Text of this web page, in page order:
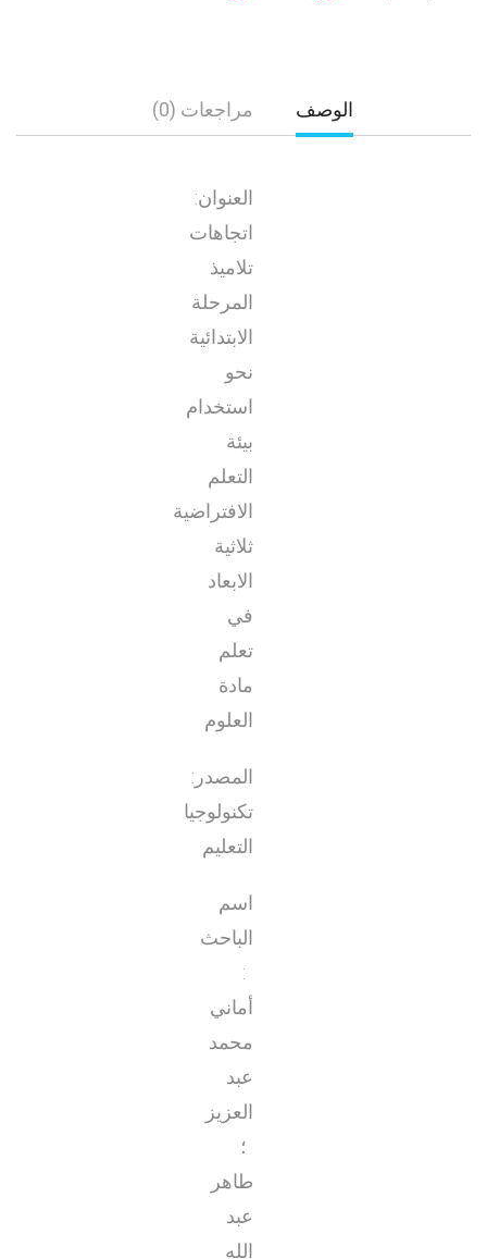
الوصف مراجعات (0)
العنوان:
اتجاهات
تلاميذ
المرحلة
الابتدائية
نحو
استخدام
بيئة
التعلم
الافتراضية
ثلاثية
الابعاد
في
تعلم
مادة
العلوم
المصدر:
تكنولوجيا
التعليم
اسم
الباحث
:
أماني
محمد
عبد
العزيز
؛
طاهر
عبد
الله